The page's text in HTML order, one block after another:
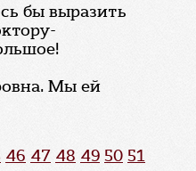
бы выразить
Мы ей
46 47 48 49 50 51